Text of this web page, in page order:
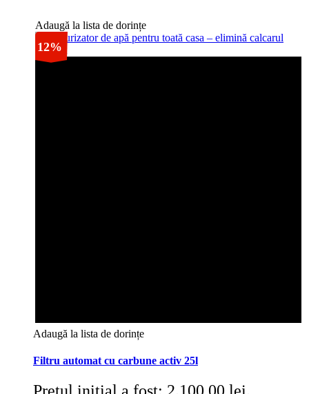
Adaugă la lista de dorințe
12%
Adaugă la lista de dorințe
Filtru automat cu carbune activ 25l